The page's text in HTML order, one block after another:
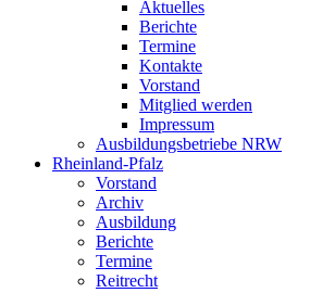
Aktuelles
Berichte
Termine
Kontakte
Vorstand
Mitglied werden
Impressum
Ausbildungsbetriebe NRW
Rheinland-Pfalz
Vorstand
Archiv
Ausbildung
Berichte
Termine
Reitrecht